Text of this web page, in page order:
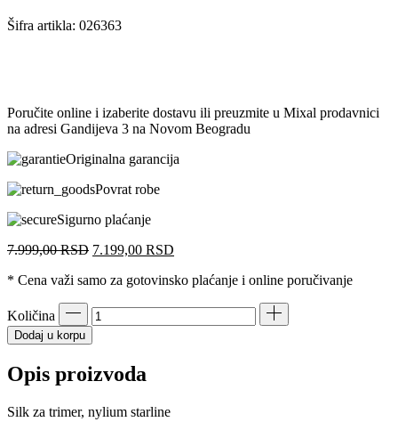
Šifra artikla: 026363
Poručite online i izaberite dostavu ili preuzmite u Mixal prodavnici
na adresi Gandijeva 3 na Novom Beogradu
Originalna garancija
Povrat robe
Sigurno plaćanje
7.999,00RSD Originalna
je
7.999,00 RSD.
7.199,00 RSD
je:
* Cena važi samo za gotovinsko plaćanje i online poručivanje
Količina
Dodaj u korpu
Opis proizvoda
Silk za trimer, nylium starline